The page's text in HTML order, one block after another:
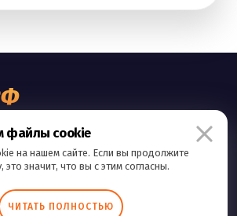
Все права защищены
файлы cookie
на нашем сайте. Если вы продолжите
это значит, что вы с этим согласны.
ЧИТАТЬ ПОЛНОСТЬЮ